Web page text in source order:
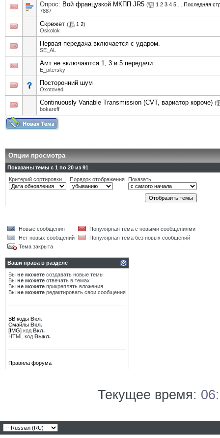
Опрос: Вой французкой МКПП JR5 ( 1 2 3 4 5
Последняя
7887
Скрежет ( 1 2)
Oskolok
Первая передача включается с ударом.
SE_AL
Амт не включаются 1, 3 и 5 передачи
E_pitersky
Посторонний шум
Oxotoved
Continuously Variable Transmission (CVT, вариатор короче) (
bokareff
Опции просмотра
Показаны темы с 1 по 20 из 91
Критерий сортировки
Порядок отображения Показать
Новые сообщения
Популярная тема с новыми сообщениями
Нет новых сообщений
Популярная тема без новых сообщений
Тема закрыта
Ваши права в разделе
Вы не можете создавать новые темы
Вы не можете отвечать в темах
Вы не можете прикреплять вложения
Вы не можете редактировать свои сообщения
BB коды Вкл.
Смайлы Вкл.
[IMG] код Вкл.
HTML код Выкл.
Правила форума
Текущее время: